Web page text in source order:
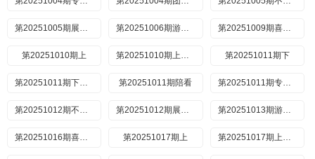
第20251005期展演版 第20251006期游戏时间 第20251009期喜人聚会
第20251010期上 第20251010期上纯享 第20251011期下
第20251011期下纯享 第20251011期陪看 第20251011期专门陪你看
第20251012期不好笑惩罚室 第20251012期展演版 第20251013期游戏时间
第20251016期喜人聚会 第20251017期上 第20251017期上纯享